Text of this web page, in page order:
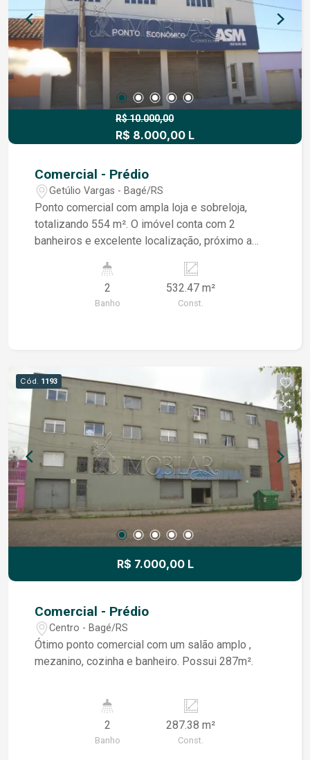
R$ 10.000,00
R$ 8.000,00 L
Comercial - Prédio
Getúlio Vargas - Bagé/RS
Ponto comercial com ampla loja e sobreloja,
totalizando 554 m². O imóvel conta com 2
banheiros e excelente localização, próximo a
para diversos tipos de comércio.
2
Banho
532.47 m²
Const.
Cód. 1193
R$ 7.000,00 L
Comercial - Prédio
Centro - Bagé/RS
Ótimo ponto comercial com um salão amplo ,
mezanino, cozinha e banheiro. Possui 287m².
2
Banho
287.38 m²
Const.